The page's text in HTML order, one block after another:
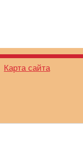
Карта сайта